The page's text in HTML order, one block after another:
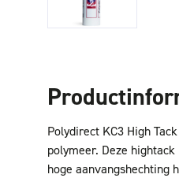
Polydirect KC3 High
polymeer. Deze
hoge aanvangshechting